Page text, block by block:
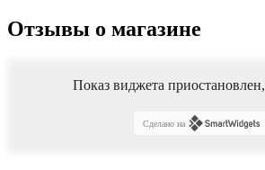
Отзывы о магазине
Показ виджета приостановлен,
Сделано на